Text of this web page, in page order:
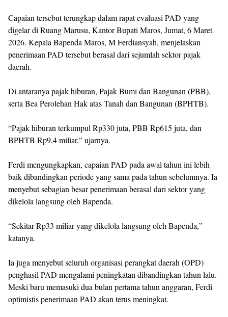
Capaian tersebut terungkap dalam rapat evaluasi PAD yang
digelar di Ruang Marusu, Kantor Bupati Maros, Jumat, 6 Maret
2026. Kepala Bapenda Maros, M Ferdiansyah, menjelaskan
penerimaan PAD tersebut berasal dari sejumlah sektor pajak
daerah.
Di antaranya pajak hiburan, Pajak Bumi dan Bangunan (PBB),
serta Bea Perolehan Hak atas Tanah dan Bangunan (BPHTB).
“Pajak hiburan terkumpul Rp330 juta, PBB Rp615 juta, dan
BPHTB Rp9,4 miliar,” ujarnya.
Ferdi mengungkapkan, capaian PAD pada awal tahun ini lebih
baik dibandingkan periode yang sama pada tahun sebelumnya. Ia
menyebut sebagian besar penerimaan berasal dari sektor yang
dikelola langsung oleh Bapenda.
“Sekitar Rp33 miliar yang dikelola langsung oleh Bapenda,”
katanya.
Ia juga menyebut seluruh organisasi perangkat daerah (OPD)
penghasil PAD mengalami peningkatan dibandingkan tahun lalu.
Meski baru memasuki dua bulan pertama tahun anggaran, Ferdi
optimistis penerimaan PAD akan terus meningkat.